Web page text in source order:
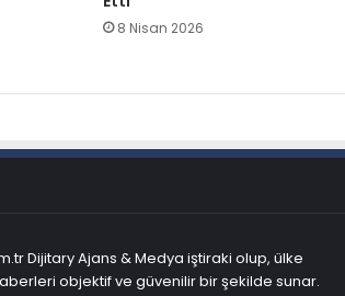
8 Nisan 2026
Dijitary Ajans & Medya iştiraki olup, ülke
objektif ve güvenilir bir şekilde sunar.